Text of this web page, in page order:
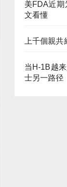
美FDA近期
文看懂
上千個親
当H-1B越
士另一路径